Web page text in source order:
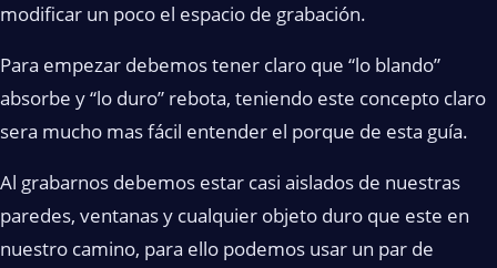
modificar un poco el espacio de grabación.
Para empezar debemos tener claro que “lo blando”
absorbe y “lo duro” rebota, teniendo este concepto claro
sera mucho mas fácil entender el porque de esta guía.
Al grabarnos debemos estar casi aislados de nuestras
paredes, ventanas y cualquier objeto duro que este en
nuestro camino, para ello podemos usar un par de